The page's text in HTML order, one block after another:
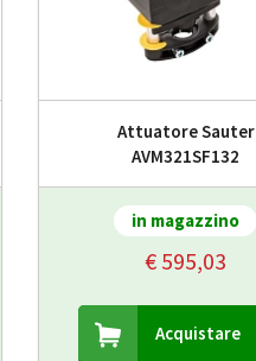
Attuatore Sauter
AVM321SF132
in magazzino
€ 595,03
Acquistare